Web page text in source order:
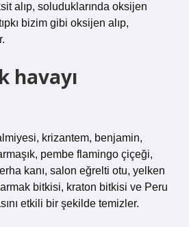
alıp, soluduklarında oksijen
bizim gibi oksijen alıp,
havayı
krizantem, benjamin,
pembe flamingo çiçeği,
kanı, salon eğrelti otu, yelken
bitkisi, kraton bitkisi ve Peru
etkili bir şekilde temizler.